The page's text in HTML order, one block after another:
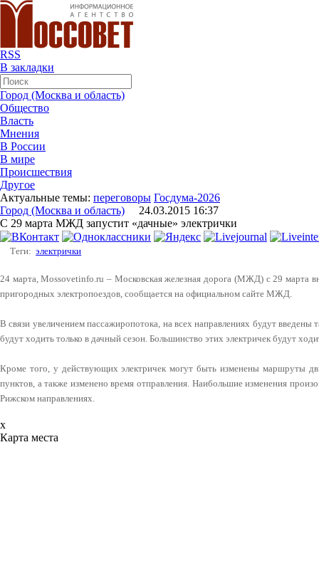
RSS
В закладки
Город (Москва и область)
Общество
Власть
Мнения
В России
В мире
Происшествия
Другое
Актуальные темы: переговоры Госдума-2026
Город (Москва и область) 24.03.2015 16:37
С 29 марта МЖД запустит «дачные» электрички
Теги: электрички
24 марта, Mossovetinfo.ru – Московская железная дорога (МЖД) с 29 марта
пригородных электропоездов, сообщается на официальном сайте МЖД.
В связи увеличением пассажиропотока, на всех направлениях будут введены
будут ходить только в дачный сезон. Большинство этих электричек будут
Кроме того, у действующих электричек могут быть изменены маршруты
пунктов, а также изменено время отправления. Наибольшие изменения
Рижском направлениях.
x
Карта места